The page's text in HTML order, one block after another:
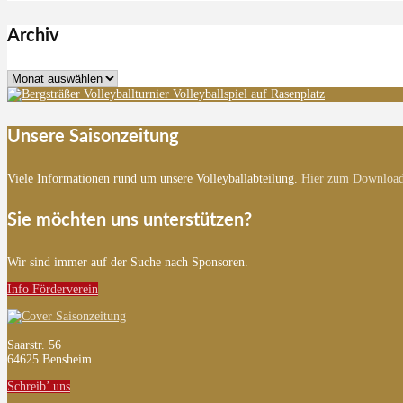
Archiv
Archiv
Unsere Saisonzeitung
Viele Informationen rund um unsere Volleyballabteilung. Hier zum
Sie möchten uns unterstützen?
Wir sind immer auf der Suche nach Sponsoren.
Info Förderverein
Saarstr. 56
64625 Bensheim
Schreib’ uns